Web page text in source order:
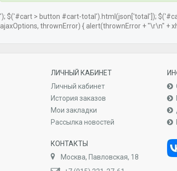
'); $('#cart > button #cart-total').html(json['total']);
ajaxOptions, thrownError) { alert(thrownError + "\r\n" +
ЛИЧНЫЙ КАБИНЕТ
Личный кабинет
История заказов
Мои закладки
Рассылка новостей
КОНТАКТЫ
Москва, Павловская, 18